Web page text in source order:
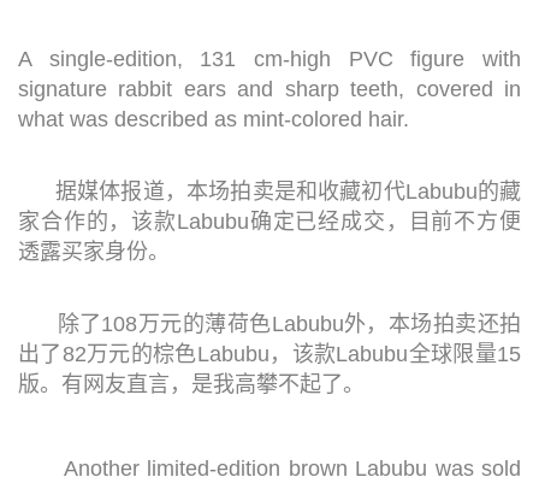
A single-edition, 131 cm-high PVC figure with
signature rabbit ears and sharp teeth, covered in
what was described as mint-colored hair.
据媒体报道，本场拍卖是和收藏初代Labubu的藏
家合作的，该款Labubu确定已经成交，目前不方便
透露买家身份。
除了108万元的薄荷色Labubu外，本场拍卖还拍
出了82万元的棕色Labubu，该款Labubu全球限量15
版。有网友直言，是我高攀不起了。
Another limited-edition brown Labubu was sold